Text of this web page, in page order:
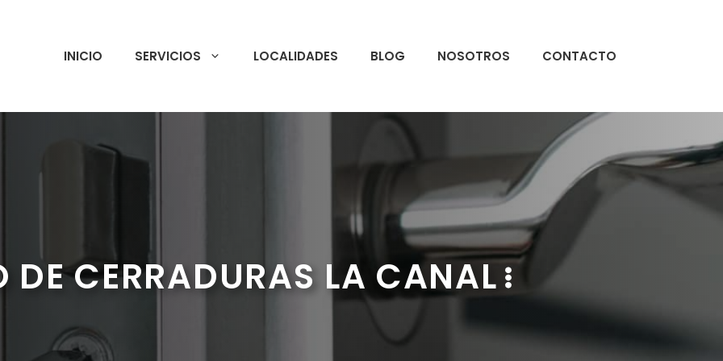
INICIO SERVICIOS LOCALIDADES BLOG NOSOTROS CONTACTO
DE CERRADURAS LA CANAL